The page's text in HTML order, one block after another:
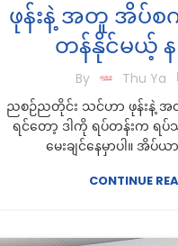
ဖုန်းနဲ့ အတူ အိပ်စ
တန်နိုင်မယ့် န
By Thu Ya
ညစဉ်ညတိုင်း သင်ဟာ ဖုန်းနဲ့
ရင်တော့ ဒါကို ရပ်တန်းက ရ
မေးချင်နေမှာပါ။ အိပ်
CONTINUE